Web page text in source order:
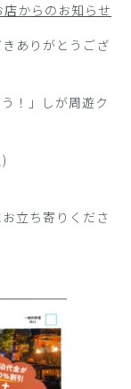
店からのお知らせ
ありがとうござ
！」しが周遊ク
立ち寄りくださ